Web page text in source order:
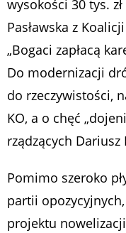
wysokości 30 tys.
Pasławska z
„Bogaci zapłacą
Do modernizacji
do rzeczywistości,
KO, a o chęć
rządzących Dariusz
Pomimo szeroko
partii
projektu